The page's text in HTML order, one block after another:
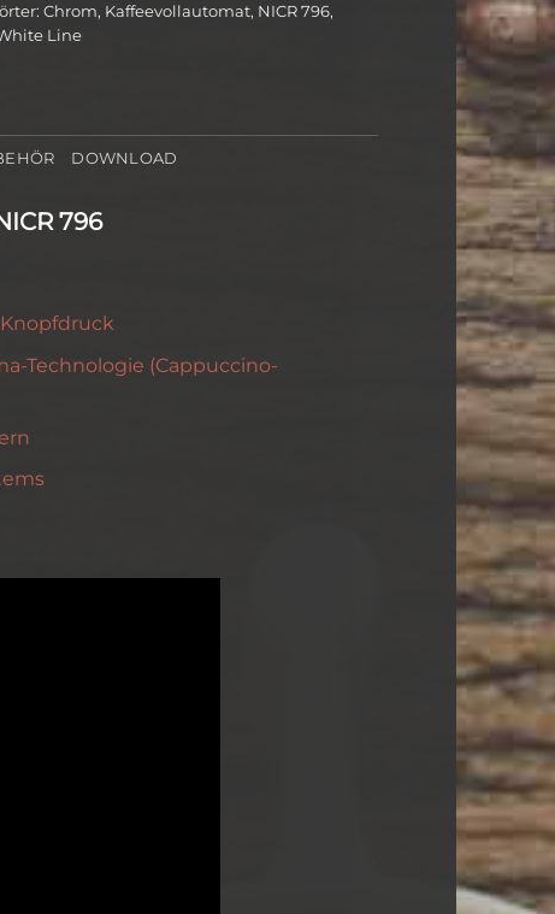
Chrom, Kaffeevollautomat, NICR 796,
Line
DOWNLOAD
796
Technologie (Cappuccino-